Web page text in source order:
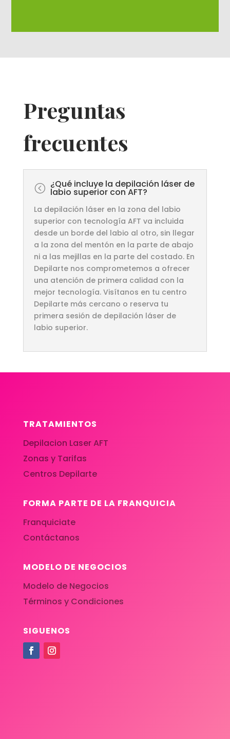
Preguntas
frecuentes
< ¿Qué incluye la depilación láser de
labio superior con AFT?
La depilación láser en la zona del labio
superior con tecnología AFT va incluida
desde un borde del labio al otro, sin llegar
a la zona del mentón en la parte de abajo
ni a las mejillas en la parte del costado. En
Depilarte nos comprometemos a ofrecer
una atención de primera calidad con la
mejor tecnología. Visítanos en tu centro
Depilarte más cercano o reserva tu
primera sesión de depilación láser de
labio superior.
TRATAMIENTOS
Depilacion Laser AFT
Zonas y Tarifas
Centros Depilarte
FORMA PARTE DE LA FRANQUICIA
Franquiciate
Contáctanos
MODELO DE NEGOCIOS
Modelo de Negocios
Términos y Condiciones
SIGUENOS